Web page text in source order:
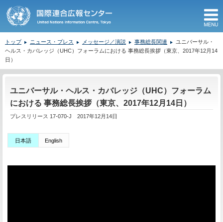
トップ ニュース・プレス メッセージ／演説 事務総長関連
ユニバーサル・
ヘルス・カバレッジ（UHC）フォーラムにおける 事務総長挨拶（東京、2017年12月14
日）
ユニバーサル・ヘルス・カバレッジ（UHC）フォーラム
における 事務総長挨拶（東京、2017年12月14日）
プレスリリース 17-070-J 2017年12月14日
日本語 English